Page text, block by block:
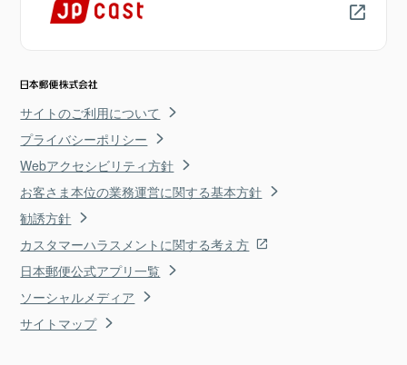
サイトのご利用について
プライバシーポリシー
Webアクセシビリティ方針
お客さま本位の業務運営に関する基本方針
勧誘方針
カスタマーハラスメントに関する考え方
日本郵便公式アプリ一覧
ソーシャルメディア
サイトマップ